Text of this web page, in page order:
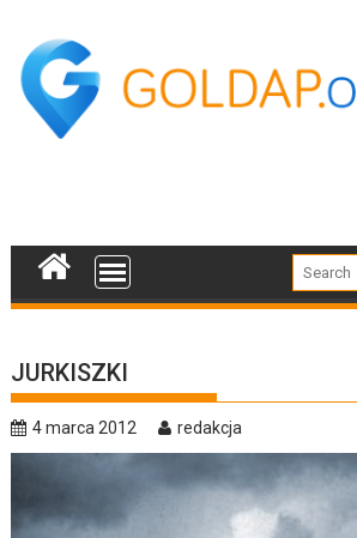
content
JURKISZKI
4 marca 2012 redakcja